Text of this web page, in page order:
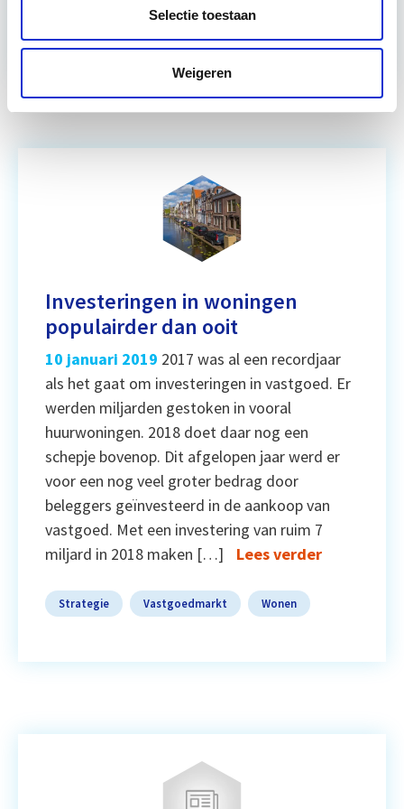
Selectie toestaan
Weigeren
Wonen
Investeringen in woningen
populairder dan ooit
10 januari 2019 2017 was al een recordjaar
als het gaat om investeringen in vastgoed. Er
werden miljarden gestoken in vooral
huurwoningen. 2018 doet daar nog een
schepje bovenop. Dit afgelopen jaar werd er
voor een nog veel groter bedrag door
beleggers geïnvesteerd in de aankoop van
vastgoed. Met een investering van ruim 7
miljard in 2018 maken […]
Lees verder
Strategie Vastgoedmarkt Wonen